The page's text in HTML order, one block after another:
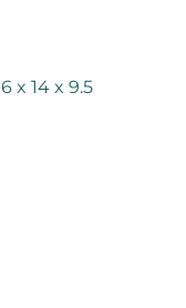
6 x 14 x 9.5